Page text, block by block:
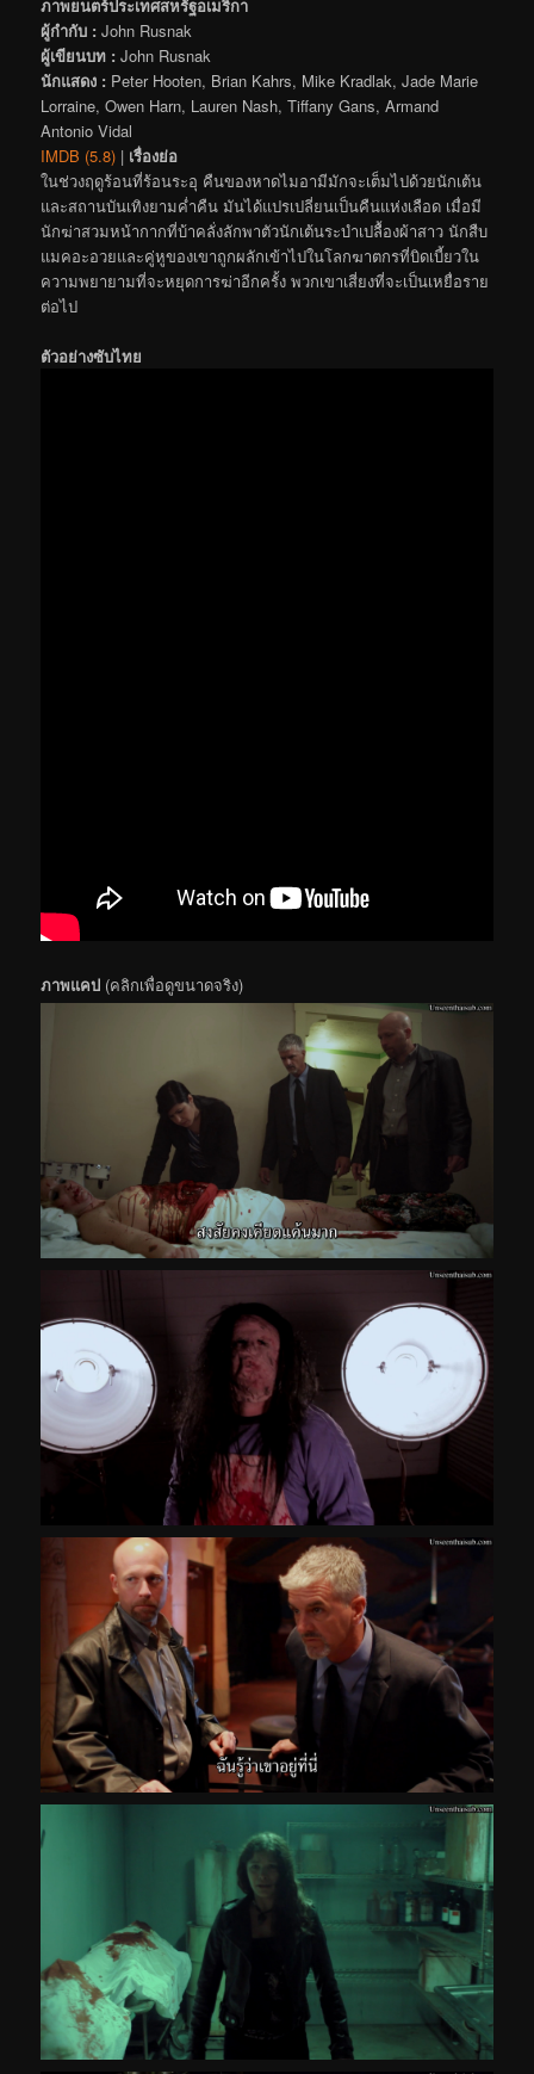
ภาพยนตร์ประเทศสหรัฐอเมริกา
ผู้กำกับ : John Rusnak
ผู้เขียนบท : John Rusnak
นักแสดง : Peter Hooten, Brian Kahrs, Mike Kradlak, Jade Marie
Lorraine, Owen Harn, Lauren Nash, Tiffany Gans, Armand
Antonio Vidal
IMDB (5.8) | เรื่องย่อ
ในช่วงฤดูร้อนที่ร้อนระอุ คืนของหาดไมอามีมักจะเต็มไปด้วยนักเต้น
และสถานบันเทิงยามค่ำคืน มันได้แปรเปลี่ยนเป็นคืนแห่งเลือด เมื่อมี
นักฆ่าสวมหน้ากากที่บ้าคลั่งลักพาตัวนักเต้นระบำเปลื้องผ้าสาว นักสืบ
แมคอะอวยและคู่หูของเขาถูกผลักเข้าไปในโลกฆาตกรที่บิดเบี้ยวใน
ความพยายามที่จะหยุดการฆ่าอีกครั้ง พวกเขาเสี่ยงที่จะเป็นเหยื่อราย
ต่อไป
ตัวอย่างซับไทย
ภาพแคป (คลิกเพื่อดูขนาดจริง)